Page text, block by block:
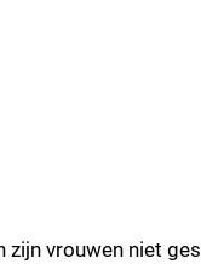
vrouwen niet